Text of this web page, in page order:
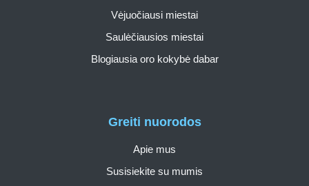
Greiti nuorodos
Apie mus
Susisiekite su mumis
Vėjuočiausi miestai
Saulėčiausios miestai
Blogiausia oro kokybė dabar